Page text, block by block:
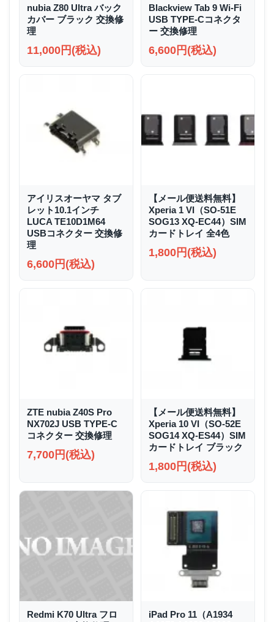
nubia Z80 Ultra バック
カバー ブラック 交換修
理
11,000円(税込)
Blackview Tab 9 Wi-Fi
USB TYPE-Cコネクタ
ー 交換修理
6,600円(税込)
アイリスオーヤマ タブ
レット10.1インチ
LUCA TE10D1M64
USBコネクター 交換修
理
6,600円(税込)
【メール便送料無料】
Xperia 1 VI（SO-51E
SOG13 XQ-EC44）SIM
カードトレイ 全4色
1,800円(税込)
ZTE nubia Z40S Pro
NX702J USB TYPE-C
コネクター 交換修理
7,700円(税込)
【メール便送料無料】
Xperia 10 VI（SO-52E
SOG14 XQ-ES44）SIM
カードトレイ ブラック
1,800円(税込)
Redmi K70 Ultra フロ
iPad Pro 11（A1934